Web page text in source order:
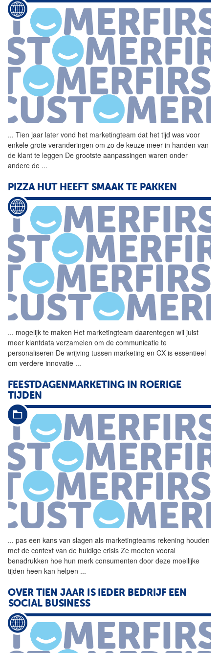
... Tien jaar later vond het marketingteam dat het tijd was voor
enkele grote veranderingen om zo de keuze meer in handen van
de klant te leggen De grootste aanpassingen waren onder
andere de ...
PIZZA HUT HEEFT SMAAK TE PAKKEN
... mogelijk te maken Het marketingteam daarentegen wil juist
meer klantdata verzamelen om de communicatie te
personaliseren De wrijving tussen marketing en CX is essentieel
om verdere innovatie ...
FEESTDAGENMARKETING IN ROERIGE
TIJDEN
... pas een kans van slagen als marketingteams rekening houden
met de context van de huidige crisis Ze moeten vooral
benadrukken hoe hun merk consumenten door deze moeilijke
tijden heen kan helpen ...
OVER TIEN JAAR IS IEDER BEDRIJF EEN
SOCIAL BUSINESS